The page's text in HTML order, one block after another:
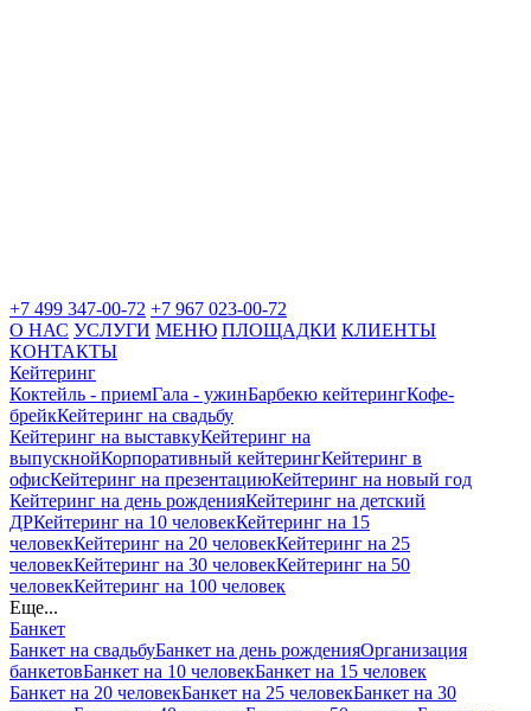
+7 499 347-00-72 +7 967 023-00-72
О НАС УСЛУГИ МЕНЮ ПЛОЩАДКИ КЛИЕНТЫ
КОНТАКТЫ
Кейтеринг
Коктейль - приемГала - ужинБарбекю кейтерингКофе-
брейкКейтеринг на свадьбу
Кейтеринг на выставкуКейтеринг на
выпускнойКорпоративный кейтерингКейтеринг в
офисКейтеринг на презентациюКейтеринг на новый год
Кейтеринг на день рожденияКейтеринг на детский
ДРКейтеринг на 10 человекКейтеринг на 15
человекКейтеринг на 20 человекКейтеринг на 25
человекКейтеринг на 30 человекКейтеринг на 50
человекКейтеринг на 100 человек
Еще...
Банкет
Банкет на свадьбуБанкет на день рожденияОрганизация
банкетовБанкет на 10 человекБанкет на 15 человек
Банкет на 20 человекБанкет на 25 человекБанкет на 30